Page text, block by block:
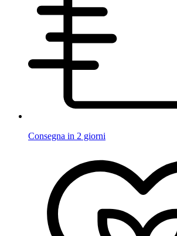
Consegna in 2 giorni